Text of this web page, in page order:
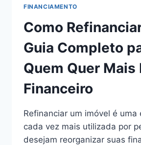
FINANCIAMENTO
Como
Guia Completo
Quem Quer Mais
Financeiro
Refinanciar um imóvel é uma
cada vez mais utilizada por
desejam reorganizar suas